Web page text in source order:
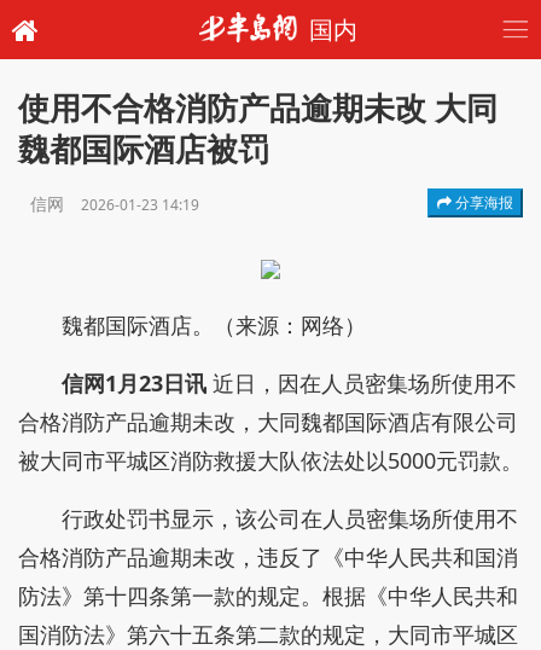
国内
使用不合格消防产品逾期未改 大同
魏都国际酒店被罚
信网 2026-01-23 14:19 分享海报
魏都国际酒店。（来源：网络）
信网1月23日讯 近日，因在人员密集场所使用不
合格消防产品逾期未改，大同魏都国际酒店有限公司
被大同市平城区消防救援大队依法处以5000元罚款。
行政处罚书显示，该公司在人员密集场所使用不
合格消防产品逾期未改，违反了《中华人民共和国消
防法》第十四条第一款的规定。根据《中华人民共和
国消防法》第六十五条第二款的规定，大同市平城区